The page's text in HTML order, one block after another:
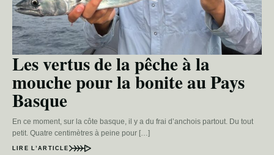
Les vertus de la pêche à la
mouche pour la bonite au Pays
Basque
En ce moment, sur la côte basque, il y a du frai d’anchois partout. Du tout
petit. Quatre centimètres à peine pour […]
LIRE L’ARTICLE